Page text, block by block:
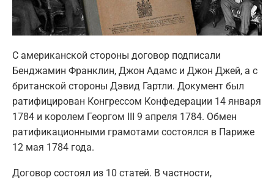
С американской стороны договор подписали
Бенджамин Франклин, Джон Адамс и Джон Джей, а с
британской стороны Дэвид Гартли. Документ был
ратифицирован Конгрессом Конфедерации 14 января
1784 и королем Георгом III 9 апреля 1784. Обмен
ратификационными грамотами состоялся в Париже
12 мая 1784 года.
Договор состоял из 10 статей. В частности,